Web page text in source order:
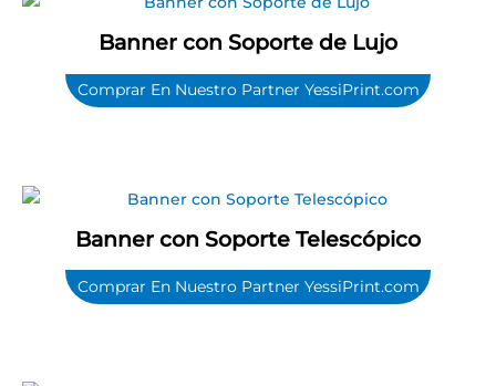
Banner con Soporte de Lujo
Comprar En Nuestro Partner YessiPrint.com
Banner con Soporte Telescópico
Comprar En Nuestro Partner YessiPrint.com